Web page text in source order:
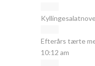
Kyllingesalat
Efterårs tærte
10:12 am